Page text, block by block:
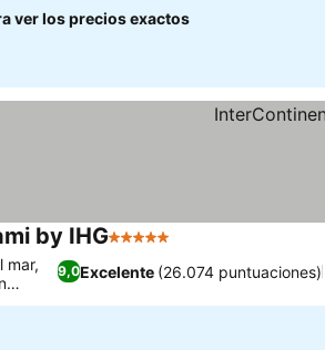
ver los precios exactos
by IHG5 Estrellas
9,0Excelente (26.074 puntuaciones)
mar,